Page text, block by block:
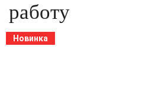
работу
Новинка